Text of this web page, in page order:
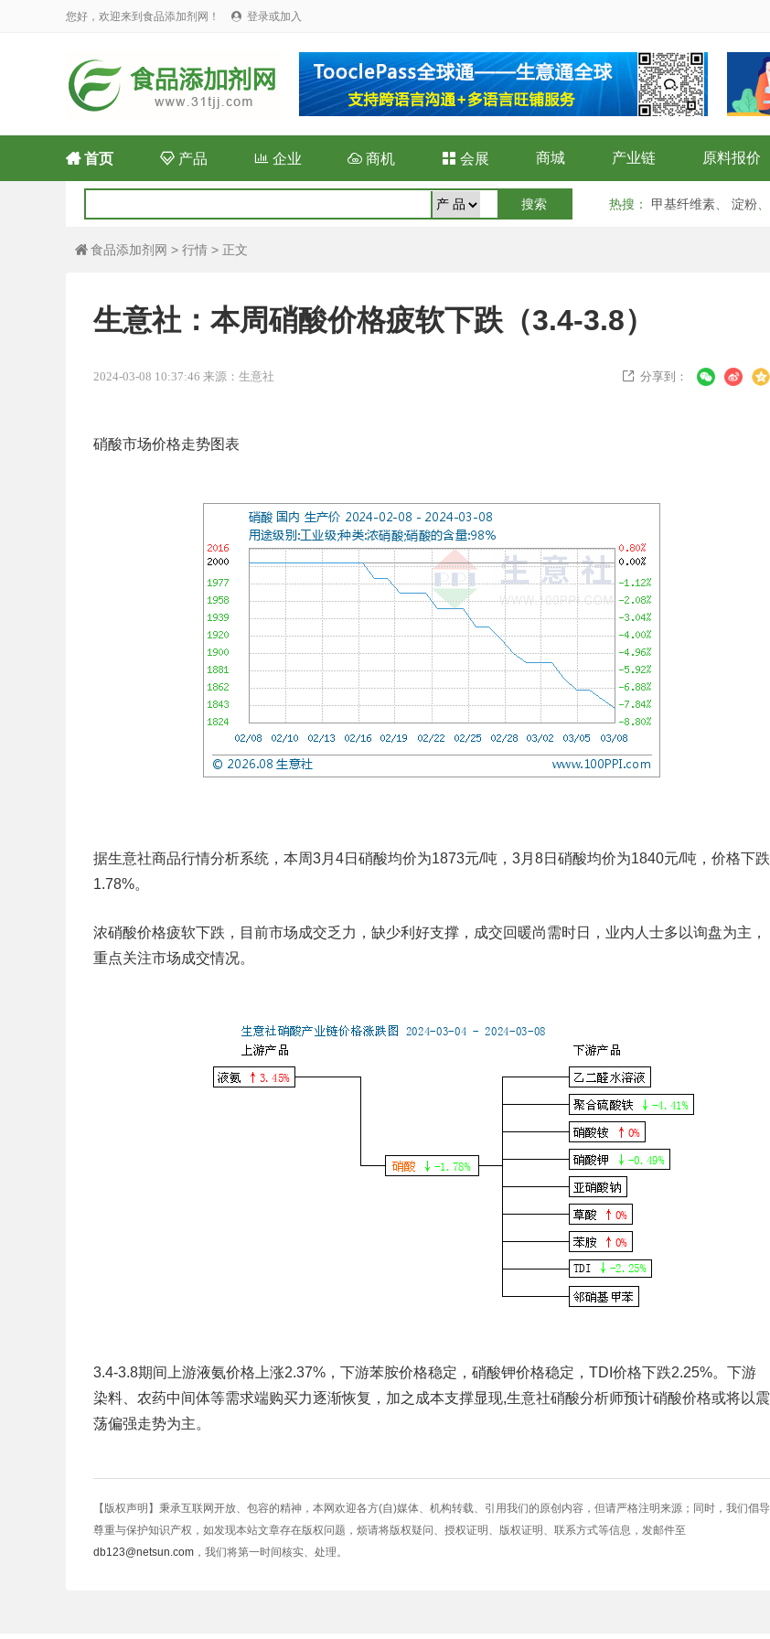
您好，欢迎来到食品添加剂网！  登录或加入
首页 产品 企业  商机  会展 商城 产业链 原料报价
热搜 ： 甲基纤维素 淀粉
 食品添加剂网 > 行情 > 正文
生意社：本周硝酸价格疲软下跌（3.4-3.8）
2024-03-08 10:37:46 来源：生意社  分享到：
硝酸市场价格走势图表
据生意社商品行情分析系统，本周3月4日硝酸均价为1873元/吨，3月8日硝酸均价为1840元/吨，价格下跌
1.78%。
浓硝酸价格疲软下跌，目前市场成交乏力，缺少利好支撑，成交回暖尚需时日，业内人士多以询盘为主，
重点关注市场成交情况。
3.4-3.8期间上游液氨价格上涨2.37%，下游苯胺价格稳定，硝酸钾价格稳定，TDI价格下跌2.25%。下游
染料、农药中间体等需求端购买力逐渐恢复，加之成本支撑显现,生意社硝酸分析师预计硝酸价格或将以震
荡偏强走势为主。
【版权声明】秉承互联网开放、包容的精神，本网欢迎各方(自)媒体、机构转载、引用我们的原创内容，但请严格注明来源；同时，我们倡导
尊重与保护知识产权，如发现本站文章存在版权问题，烦请将版权疑问、授权证明、版权证明、联系方式等信息，发邮件至
db123@netsun.com ，我们将第一时间核实、处理。